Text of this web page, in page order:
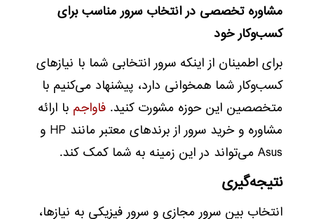
مشاوره تخصصی در انتخاب سرور مناسب برای
کسب‌وکار خود
برای اطمینان از اینکه سرور انتخابی شما با نیازهای
کسب‌وکار شما همخوانی دارد، پیشنهاد می‌کنیم با
متخصصین این حوزه مشورت کنید. فاواجم با ارائه
مشاوره و خرید سرور از برندهای معتبر مانند HP و
Asus می‌تواند در این زمینه به شما کمک کند.
نتیجه‌گیری
انتخاب بین سرور مجازی و سرور فیزیکی به نیازها،